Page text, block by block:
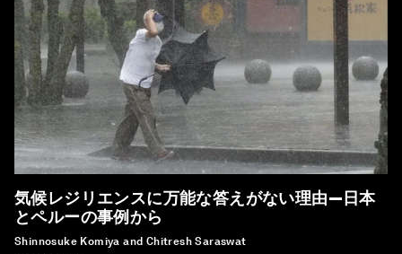
気候レジリエンスに万能な答えがない理由―日本
とペルーの事例から
Shinnosuke Komiya and Chitresh Saraswat